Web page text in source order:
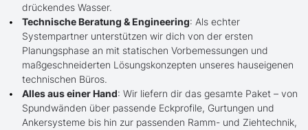
drückendes Wasser.
Technische Beratung & Engineering: Als echter
Systempartner unterstützen wir dich von der ersten
Planungsphase an mit statischen Vorbemessungen und
maßgeschneiderten Lösungskonzepten unseres hauseigenen
technischen Büros.
Alles aus einer Hand: Wir liefern dir das gesamte Paket – von
Spundwänden über passende Eckprofile, Gurtungen und
Ankersysteme bis hin zur passenden Ramm- und Ziehtechnik,